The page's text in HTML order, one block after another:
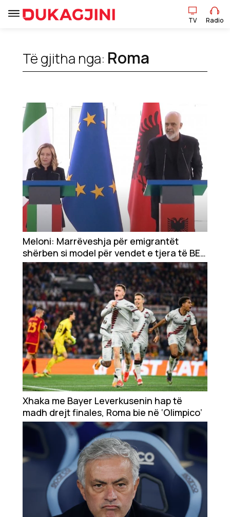
Lajme
Sport
Pikëpamje
Art Jete
Kulturë
Showbiz
Ekonomi
Teknologji
Udhëtime
DuVideo
TV Radio
Të gjitha nga: Roma
Meloni: Marrëveshja për emigrantët
shërben si model për vendet e tjera të BE-
së
Xhaka me Bayer Leverkusenin hap të
madh drejt finales, Roma bie në ‘Olimpico’